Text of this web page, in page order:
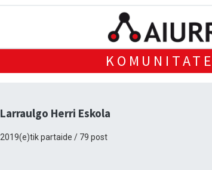
Larraulgo Herri Eskola
2019(e)tik partaide / 79 post